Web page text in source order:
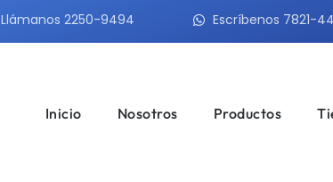
Llámanos 2250-9494 Escríbenos 7821-
Inicio Nosotros Productos